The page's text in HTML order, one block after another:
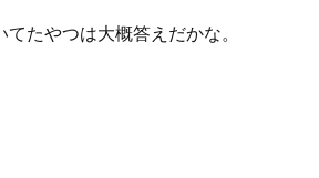
たやつは大概答えだかな。